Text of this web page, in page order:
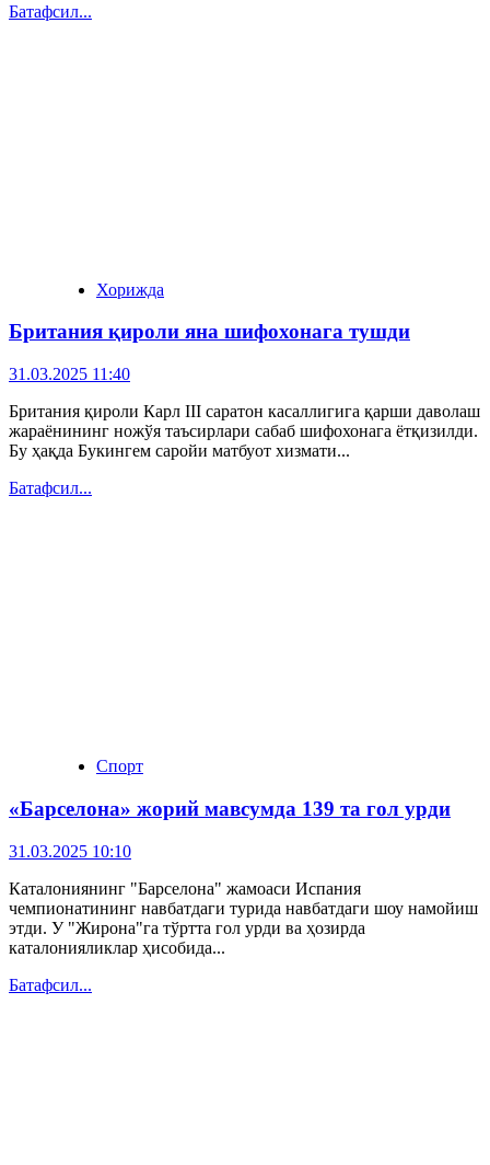
Батафсил...
Хорижда
Британия қироли яна шифохонага тушди
31.03.2025 11:40
Британия қироли Карл III саратон касаллигига қарши даволаш
жараёнининг ножўя таъсирлари сабаб шифохонага ётқизилди.
Бу ҳақда Букингем саройи матбуот хизмати...
Батафсил...
Спорт
«Барселона» жорий мавсумда 139 та гол урди
31.03.2025 10:10
Каталониянинг "Барселона" жамоаси Испания
чемпионатининг навбатдаги турида навбатдаги шоу намойиш
этди. У "Жирона"га тўртта гол урди ва ҳозирда
каталонияликлар ҳисобида...
Батафсил...